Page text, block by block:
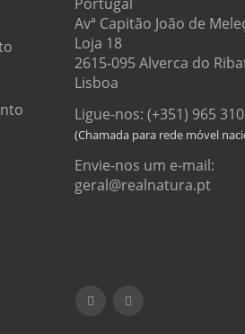
Avª Capitão João de
Loja 18
2615-095 Alverca do
Lisboa
Ligue-nos: (+351) 965
Envie-nos um e-mail:
geral@realnatura.pt